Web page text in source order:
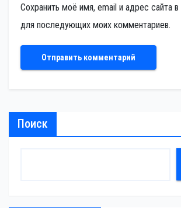
Сохранить моё имя, email и адрес сайта
для последующих моих комментариев.
Поиск